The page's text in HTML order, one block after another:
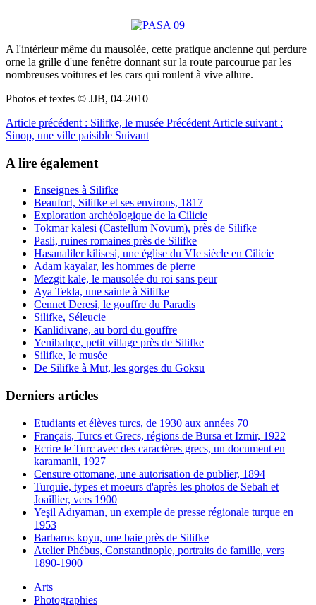
A l'intérieur même du mausolée, cette pratique ancienne qui perdure
orne la grille d'une fenêtre donnant sur la route parcourue par les
nombreuses voitures et les cars qui roulent à vive allure.
Photos et textes © JJB, 04-2010
Article précédent : Silifke, le musée Précédent Article suivant :
Sinop, une ville paisible Suivant
A lire également
Enseignes à Silifke
Beaufort, Silifke et ses environs, 1817
Exploration archéologique de la Cilicie
Tokmar kalesi (Castellum Novum), près de Silifke
Pasli, ruines romaines près de Silifke
Hasanaliler kilisesi, une église du VIe siècle en Cilicie
Adam kayalar, les hommes de pierre
Mezgit kale, le mausolée du roi sans peur
Aya Tekla, une sainte à Silifke
Cennet Deresi, le gouffre du Paradis
Silifke, Séleucie
Kanlidivane, au bord du gouffre
Yenibahçe, petit village près de Silifke
Silifke, le musée
De Silifke à Mut, les gorges du Goksu
Derniers articles
Etudiants et élèves turcs, de 1930 aux années 70
Français, Turcs et Grecs, régions de Bursa et Izmir, 1922
Ecrire le Turc avec des caractères grecs, un document en
karamanli, 1927
Censure ottomane, une autorisation de publier, 1894
Turquie, types et moeurs d'après les photos de Sebah et
Joaillier, vers 1900
Yeşil Adıyaman, un exemple de presse régionale turque en
1953
Barbaros koyu, une baie près de Silifke
Atelier Phébus, Constantinople, portraits de famille, vers
1890-1900
Arts
Photographies